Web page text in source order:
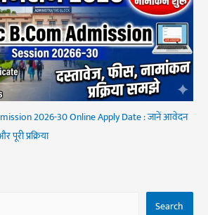
2026-30 Online Apply Date : जानें आवेदन
प्रक्रिया
Search